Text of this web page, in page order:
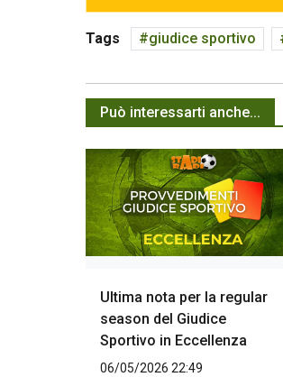
Tags giudice sportivo
Può interessarti anche...
Ultima nota per la regular
season del Giudice
Sportivo in Eccellenza
06/05/2026 22:49